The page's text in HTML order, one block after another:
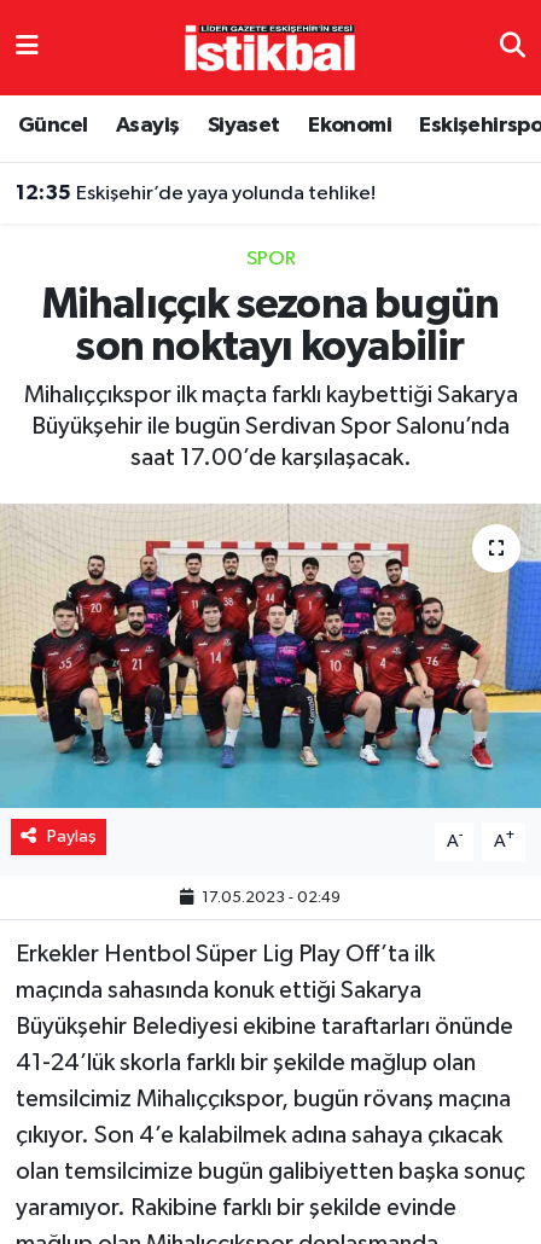
Güncel Asayiş Siyaset Ekonomi
12:35 Eskişehir’de yaya yolunda tehlike!
SPOR
Mihalıççık sezona bugün
son noktayı koyabilir
Mihalıççıkspor ilk maçta farklı kaybettiği Sakarya
Büyükşehir ile bugün Serdivan Spor Salonu’nda
saat 17.00’de karşılaşacak.
Paylaş A- A+
17.05.2023 - 02:49
Erkekler Hentbol Süper Lig Play Off’ta ilk
maçında sahasında konuk ettiği Sakarya
Büyükşehir Belediyesi ekibine taraftarları önünde
41-24’lük skorla farklı bir şekilde mağlup olan
temsilcimiz Mihalıççıkspor, bugün rövanş maçına
çıkıyor. Son 4’e kalabilmek adına sahaya çıkacak
olan temsilcimize bugün galibiyetten başka sonuç
yaramıyor. Rakibine farklı bir şekilde evinde
Eskişehirspor
Spor
Eğitim
Ekonomi
Sağlık
Yaşam
Resmi ilanlar
Eskişehir Nöbetçi Eczaneler
TFF 3.Lig 4.Grup Puan Durumu ve Fikstür
Tüm Manşetler
Son Dakika Haberleri
Haber Arşivi